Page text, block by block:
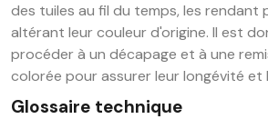
des tuiles au fil du temps, les rendant
altérant leur couleur d'origine. Il est
procéder à un décapage et à une
colorée pour assurer leur longévité et
Glossaire technique